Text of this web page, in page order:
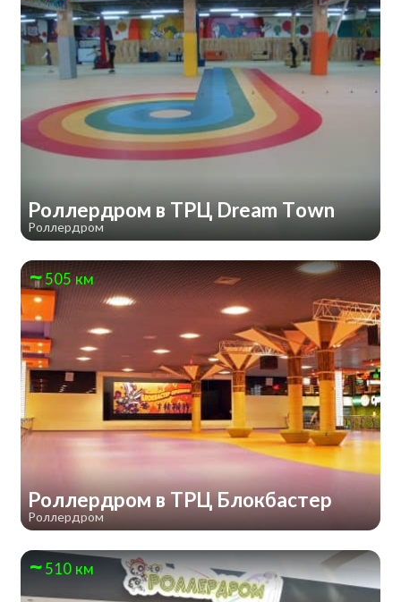
Роллердром в ТРЦ Dream Town
Роллердром
505 км
Роллердром в ТРЦ Блокбастер
Роллердром
510 км